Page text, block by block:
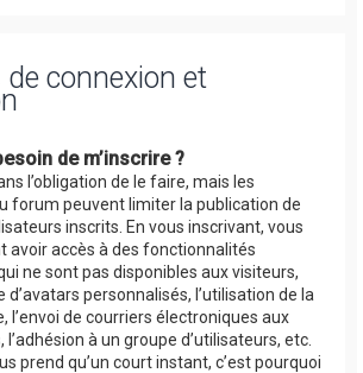
connexion et
de m’inscrire ?
l’obligation de le faire, mais les
forum peuvent limiter la publication de
inscrits. En vous inscrivant, vous
avoir accès à des fonctionnalités
ne sont pas disponibles aux visiteurs,
d’avatars personnalisés, l’utilisation de la
l’envoi de courriers électroniques aux
à un groupe d’utilisateurs, etc.
prend qu’un court instant, c’est pourquoi